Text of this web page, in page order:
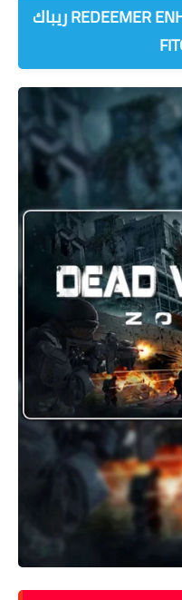
تحميل لعبة REDEEMER ENHANCED EDITION ريباك